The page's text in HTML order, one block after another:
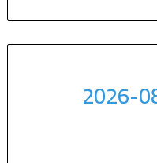
تحليل خام برنت 05-08-2026